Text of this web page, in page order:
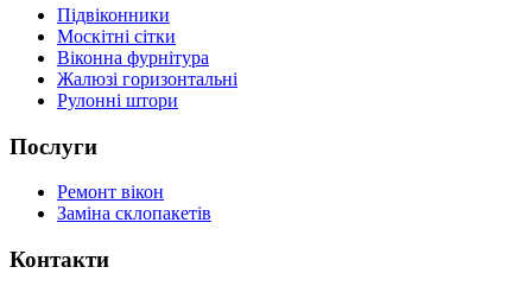
Підвіконники
Москітні сітки
Віконна фурнітура
Жалюзі горизонтальні
Рулонні штори
Послуги
Ремонт вікон
Заміна склопакетів
Контакти